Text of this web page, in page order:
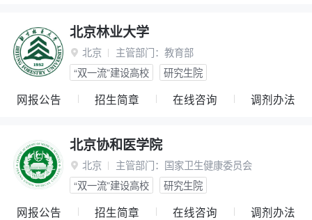
北京林业大学
 北京 主管部门： 教育部
“双一流”建设高校
研究生院
网报公告 招生简章 在线咨询 调剂办法
北京协和医学院
 北京 主管部门： 国家卫生健康委员会
“双一流”建设高校
研究生院
网报公告 招生简章 在线咨询 调剂办法